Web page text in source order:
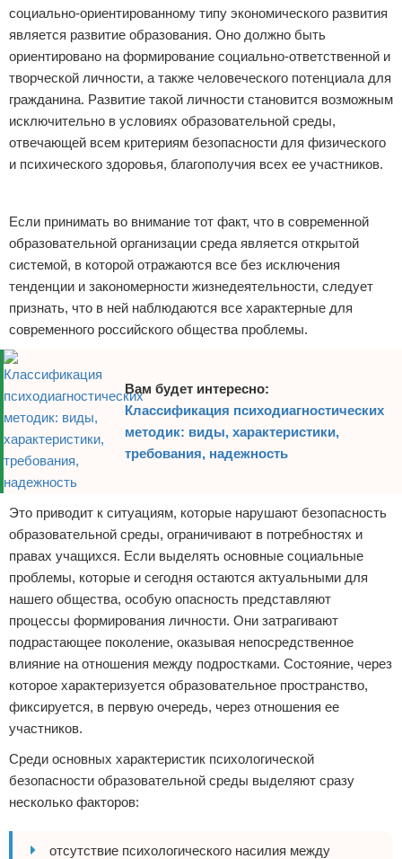
социально-ориентированному типу экономического развития
является развитие образования. Оно должно быть
ориентировано на формирование социально-ответственной и
творческой личности, а также человеческого потенциала для
гражданина. Развитие такой личности становится возможным
исключительно в условиях образовательной среды,
отвечающей всем критериям безопасности для физического
и психического здоровья, благополучия всех ее участников.
Если принимать во внимание тот факт, что в современной
образовательной организации среда является открытой
системой, в которой отражаются все без исключения
тенденции и закономерности жизнедеятельности, следует
признать, что в ней наблюдаются все характерные для
современного российского общества проблемы.
Вам будет интересно:
Классификация психодиагностических
методик: виды, характеристики,
требования, надежность
Это приводит к ситуациям, которые нарушают безопасность
образовательной среды, ограничивают в потребностях и
правах учащихся. Если выделять основные социальные
проблемы, которые и сегодня остаются актуальными для
нашего общества, особую опасность представляют
процессы формирования личности. Они затрагивают
подрастающее поколение, оказывая непосредственное
влияние на отношения между подростками. Состояние, через
которое характеризуется образовательное пространство,
фиксируется, в первую очередь, через отношения ее
участников.
Среди основных характеристик психологической
безопасности образовательной среды выделяют сразу
несколько факторов:
отсутствие психологического насилия между